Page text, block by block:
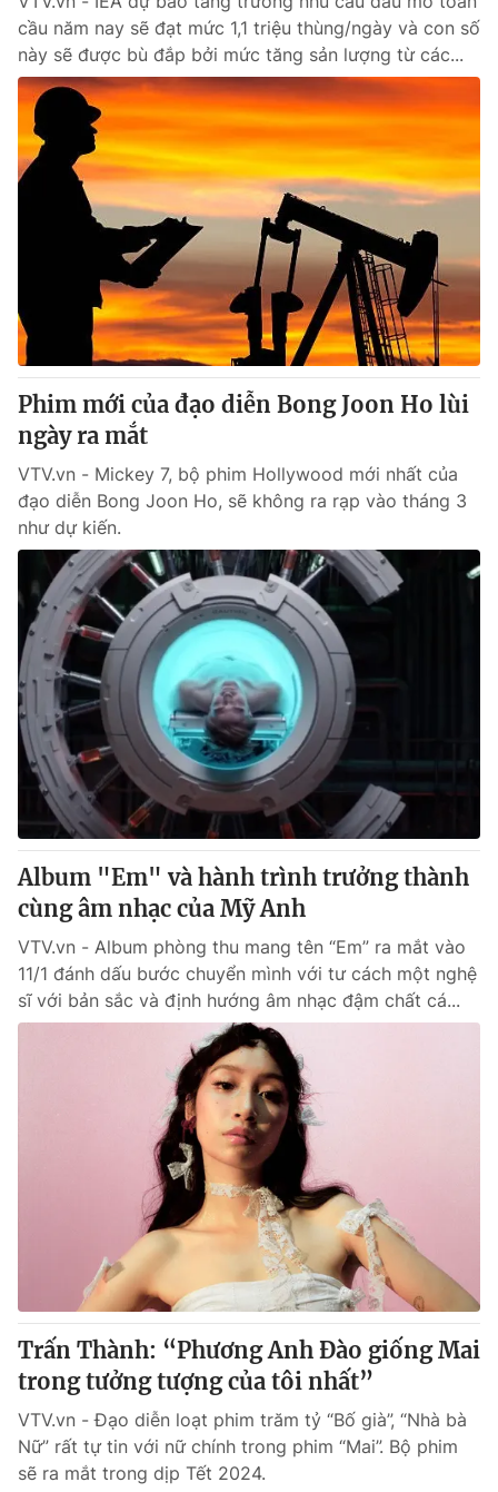
cầu năm nay sẽ đạt mức 1,1 triệu thùng/ngày và con số
này sẽ được bù đắp bởi mức tăng sản lượng từ các...
Phim mới của đạo diễn Bong Joon Ho lùi
ngày ra mắt
VTV.vn - Mickey 7, bộ phim Hollywood mới nhất của
đạo diễn Bong Joon Ho, sẽ không ra rạp vào tháng 3
như dự kiến.
Album "Em" và hành trình trưởng thành
cùng âm nhạc của Mỹ Anh
VTV.vn - Album phòng thu mang tên “Em” ra mắt vào
11/1 đánh dấu bước chuyển mình với tư cách một nghệ
sĩ với bản sắc và định hướng âm nhạc đậm chất cá...
Trấn Thành: “Phương Anh Đào giống Mai
trong tưởng tượng của tôi nhất”
VTV.vn - Đạo diễn loạt phim trăm tỷ “Bố già”, “Nhà bà
Nữ” rất tự tin với nữ chính trong phim “Mai”. Bộ phim
sẽ ra mắt trong dịp Tết 2024.